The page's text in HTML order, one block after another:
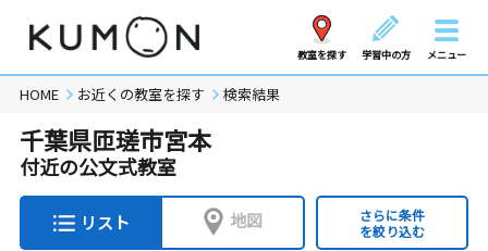
教室を探す 学習中の方 メニュー
HOME お近くの教室を探す 検索結果
千葉県匝瑳市宮本
付近の公文式教室
リスト 地図
さらに条件
を絞り込む